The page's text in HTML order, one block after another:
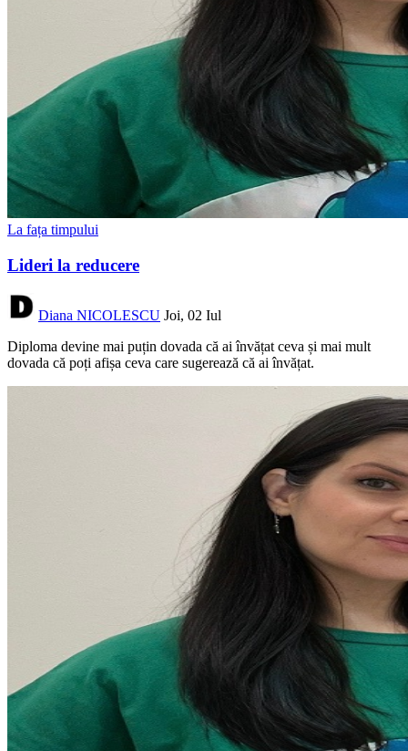
La fața timpului
Lideri la reducere
Diana NICOLESCU Joi, 02 Iul
Diploma devine mai puțin dovada că ai învățat ceva și mai mult
dovada că poți afișa ceva care sugerează că ai învățat.